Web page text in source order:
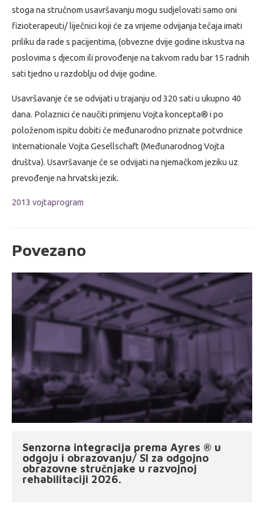
stoga na stručnom usavršavanju mogu sudjelovati samo oni
fizioterapeuti/ liječnici koji će za vrijeme odvijanja tečaja imati
priliku da rade s pacijentima, (obvezne dvije godine iskustva na
poslovima s djecom ili provođenje na takvom radu bar 15 radnih
sati tjedno u razdoblju od dvije godine.
Usavršavanje će se odvijati u trajanju od 320 sati u ukupno 40
dana. Polaznici će naučiti primjenu Vojta koncepta® i po
položenom ispitu dobiti će međunarodno priznate potvrdnice
Internationale Vojta Gesellschaft (Međunarodnog Vojta
društva). Usavršavanje će se odvijati na njemačkom jeziku uz
prevođenje na hrvatski jezik.
2013 vojtaprogram
Povezano
Senzorna integracija prema Ayres ® u
odgoju i obrazovanju/ SI za odgojno
obrazovne stručnjake u razvojnoj
rehabilitaciji 2026.